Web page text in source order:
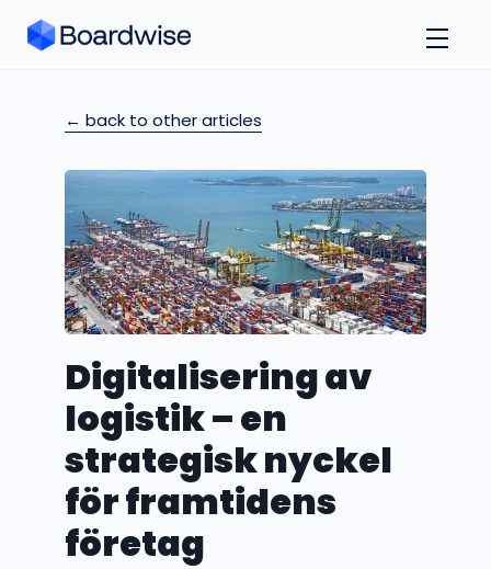
← back to other articles
Digitalisering av
logistik – en
strategisk nyckel
för framtidens
företag